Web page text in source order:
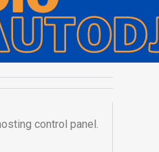
control panel.